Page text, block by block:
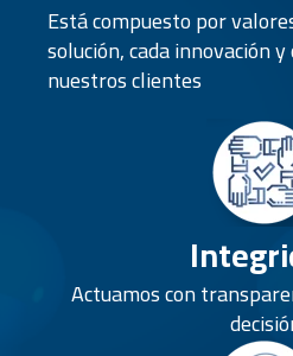
Está compuesto por
solución, cada innovación
nuestros clientes
Actuamos con